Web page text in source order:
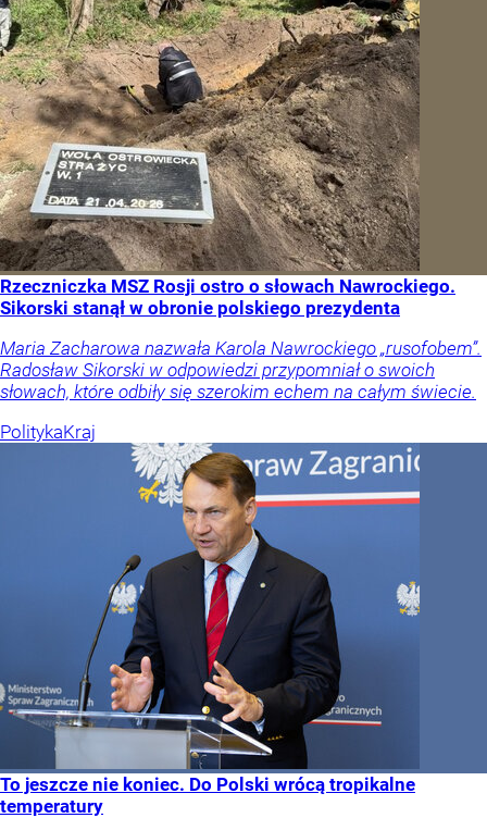
Rzeczniczka MSZ Rosji ostro o słowach Nawrockiego.
Sikorski stanął w obronie polskiego prezydenta
Maria Zacharowa nazwała Karola Nawrockiego „rusofobem”.
Radosław Sikorski w odpowiedzi przypomniał o swoich
słowach, które odbiły się szerokim echem na całym świecie.
PolitykaKraj
To jeszcze nie koniec. Do Polski wrócą tropikalne
temperatury